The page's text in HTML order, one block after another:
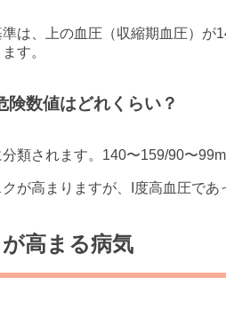
は、上の血圧（収縮期血圧）
す。
険数値はどれくらい？
類されます。140〜159/90〜
が高まりますが、I度高血圧で
高まる病気